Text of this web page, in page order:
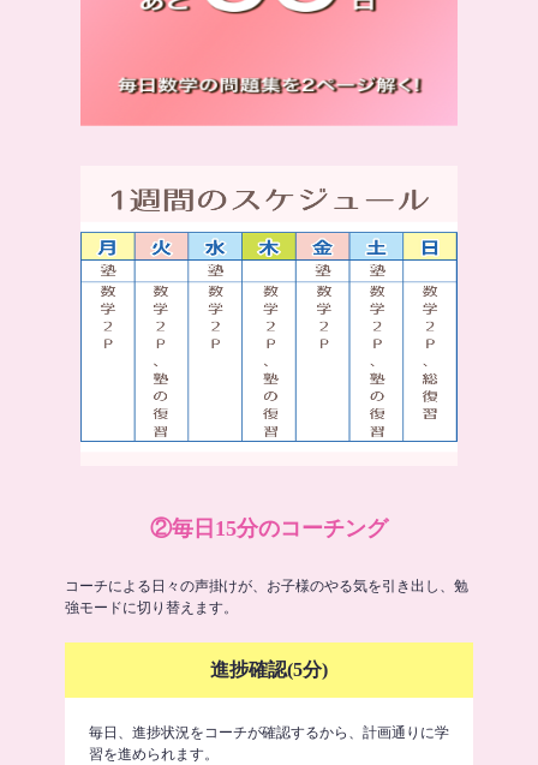
②毎日15分のコーチング
コーチによる日々の声掛けが、お子様のやる気を引き出し、勉
強モードに切り替えます。
進捗確認(5分)
毎日、進捗状況をコーチが確認するから、計画通りに学
習を進められます。